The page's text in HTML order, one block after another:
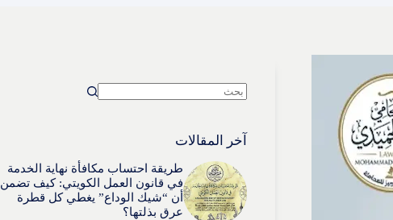
نتائج
آخر المقالات
طريقة احتساب مكافأة نهاية الخدمة
في قانون العمل الكويتي: كيف تضمن
أن “شيك الوداع” يغطي كل قطرة
عرق بذلتها؟